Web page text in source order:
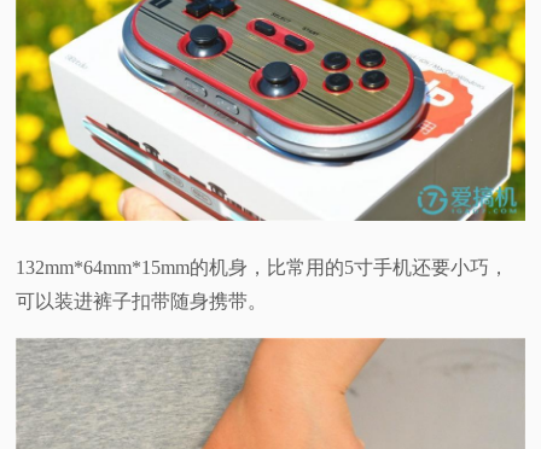
132mm*64mm*15mm的机身，比常用的5寸手机还要小巧，
可以装进裤子扣带随身携带。